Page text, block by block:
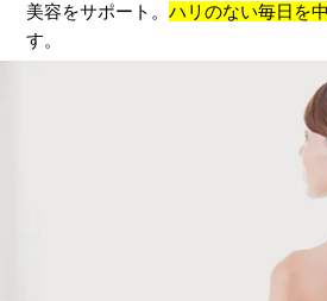
美容をサポート。ハリのない毎日を
す。